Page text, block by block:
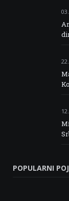
POPULARNI